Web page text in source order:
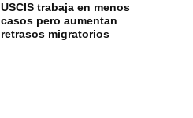
USCIS trabaja en menos
casos pero aumentan
retrasos migratorios